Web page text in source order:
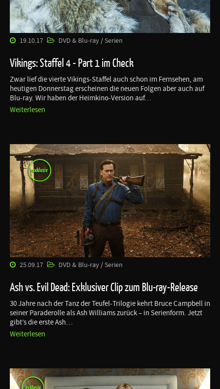
19.10.17 DVD & Blu-ray / Serien
Vikings: Staffel 4 - Part 1 im Check
Zwar lief die vierte Vikings-Staffel auch schon im Fernsehen, am
heutigen Donnerstag erscheinen die neuen Folgen aber auch auf
Blu-ray. Wir haben der Heimkino-Version auf…
Weiterlesen
25.09.17 DVD & Blu-ray / Serien
Ash vs. Evil Dead: Exklusiver Clip zum Blu-ray-Release
30 Jahre nach der Tanz der Teufel-Trilogie kehrt Bruce Campbell in
seiner Paraderolle als Ash Williams zurück – in Serienform. Jetzt
gibt’s die erste Ash…
Weiterlesen